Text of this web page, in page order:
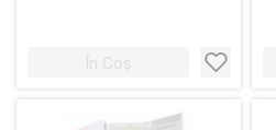
În Coș